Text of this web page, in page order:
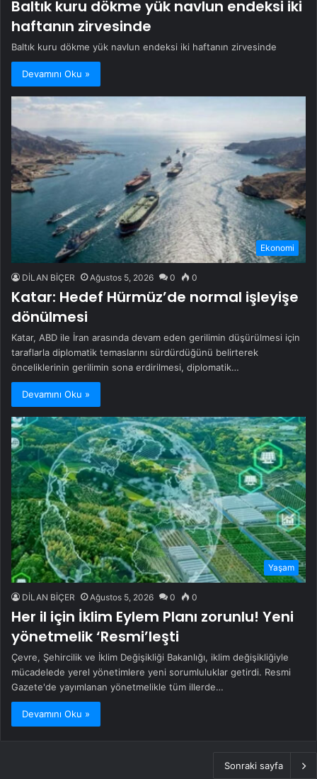
Baltık kuru dökme yük navlun endeksi iki
haftanın zirvesinde
Baltık kuru dökme yük navlun endeksi iki haftanın zirvesinde
Devamını Oku »
Ekonomi
DİLAN BİÇER Ağustos 5, 2026 0 0
Katar: Hedef Hürmüz’de normal işleyişe
dönülmesi
Katar, ABD ile İran arasında devam eden gerilimin düşürülmesi için
taraflarla diplomatik temaslarını sürdürdüğünü belirterek
önceliklerinin gerilimin sona erdirilmesi, diplomatik…
Devamını Oku »
Yaşam
DİLAN BİÇER Ağustos 5, 2026 0 0
Her il için İklim Eylem Planı zorunlu! Yeni
yönetmelik ‘Resmi’leşti
Çevre, Şehircilik ve İklim Değişikliği Bakanlığı, iklim değişikliğiyle
mücadelede yerel yönetimlere yeni sorumluluklar getirdi. Resmi
Gazete'de yayımlanan yönetmelikle tüm illerde…
Devamını Oku »
Sonraki sayfa